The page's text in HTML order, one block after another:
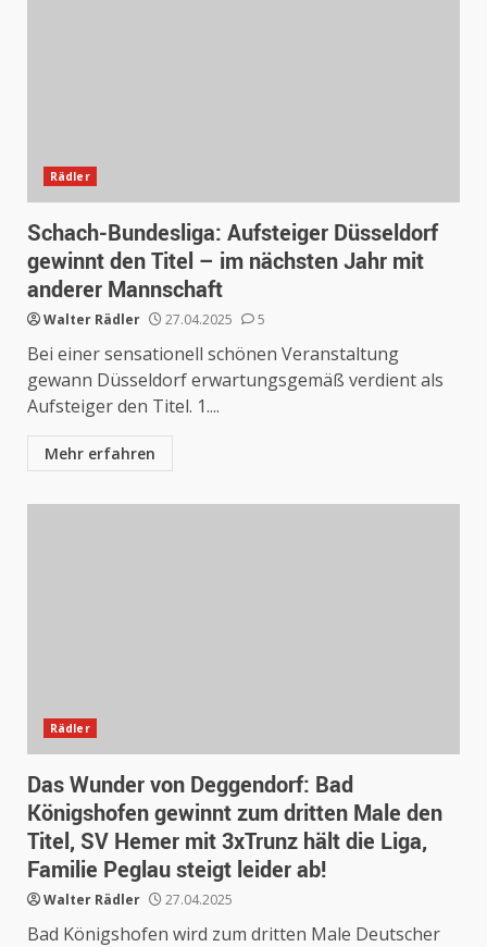
Rädler
Schach-Bundesliga: Aufsteiger Düsseldorf
gewinnt den Titel – im nächsten Jahr mit
anderer Mannschaft
Walter Rädler 27.04.2025 5
Bei einer sensationell schönen Veranstaltung
gewann Düsseldorf erwartungsgemäß verdient als
Aufsteiger den Titel. 1....
Mehr erfahren
Rädler
Das Wunder von Deggendorf: Bad
Königshofen gewinnt zum dritten Male den
Titel, SV Hemer mit 3xTrunz hält die Liga,
Familie Peglau steigt leider ab!
Walter Rädler 27.04.2025
Bad Königshofen wird zum dritten Male Deutscher